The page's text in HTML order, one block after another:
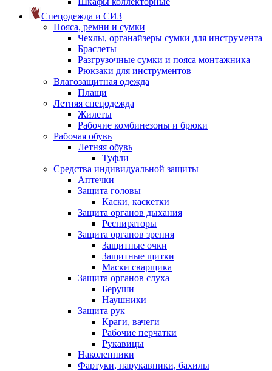
Спецодежда и СИЗ
Пояса, ремни и сумки
Чехлы, органайзеры сумки для инструмента
Браслеты
Разгрузочные сумки и пояса монтажника
Рюкзаки для инструментов
Влагозащитная одежда
Плащи
Летняя спецодежда
Жилеты
Рабочие комбинезоны и брюки
Рабочая обувь
Летняя обувь
Туфли
Средства индивидуальной защиты
Аптечки
Защита головы
Каски, каскетки
Защита органов дыхания
Респираторы
Защита органов зрения
Защитные очки
Защитные щитки
Маски сварщика
Защита органов слуха
Беруши
Наушники
Защита рук
Краги, вачеги
Рабочие перчатки
Рукавицы
Наколенники
Фартуки, нарукавники, бахилы